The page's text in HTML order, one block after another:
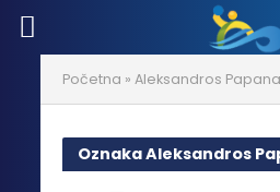
Početna » Aleksandros
Oznaka Aleksandros